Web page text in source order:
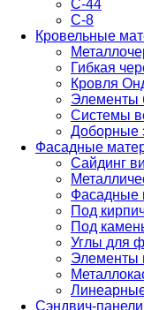
С-44
С-8
Кровельные
Гибкая
Кровля
Элементы
Системы
Доборные
Фасадные
Сайдинг
Фасадные
Под
Под
Углы для
Элементы
Сэндвич-панели